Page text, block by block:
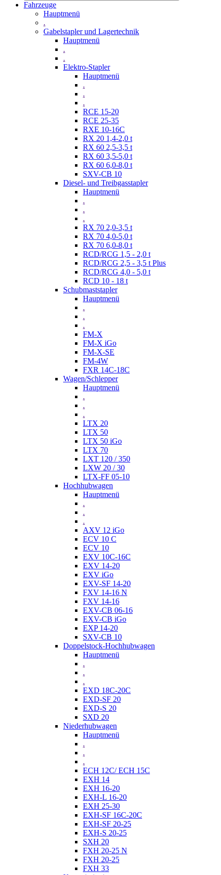
Fahrzeuge
Hauptmenü
.
Gabelstapler und Lagertechnik
Hauptmenü
.
.
Elektro-Stapler
Hauptmenü
.
.
.
RCE 15-20
RCE 25-35
RXE 10-16C
RX 20 1,4-2,0 t
RX 60 2,5-3,5 t
RX 60 3,5-5,0 t
RX 60 6,0-8,0 t
SXV-CB 10
Diesel- und Treibgasstapler
Hauptmenü
.
.
.
RX 70 2,0-3,5 t
RX 70 4,0-5,0 t
RX 70 6,0-8,0 t
RCD/RCG 1,5 - 2,0 t
RCD/RCG 2,5 - 3,5 t Plus
RCD/RCG 4,0 - 5,0 t
RCD 10 - 18 t
Schubmaststapler
Hauptmenü
.
.
.
FM-X
FM-X iGo
FM-X-SE
FM-4W
FXR 14C-18C
Wagen/Schlepper
Hauptmenü
.
.
.
LTX 20
LTX 50
LTX 50 iGo
LTX 70
LXT 120 / 350
LXW 20 / 30
LTX-FF 05-10
Hochhubwagen
Hauptmenü
.
.
.
AXV 12 iGo
ECV 10 C
ECV 10
EXV 10C-16C
EXV 14-20
EXV iGo
EXV-SF 14-20
FXV 14-16 N
FXV 14-16
EXV-CB 06-16
EXV-CB iGo
EXP 14-20
SXV-CB 10
Doppelstock-Hochhubwagen
Hauptmenü
.
.
.
EXD 18C-20C
EXD-SF 20
EXD-S 20
SXD 20
Niederhubwagen
Hauptmenü
.
.
.
ECH 12C/ ECH 15C
EXH 14
EXH 16-20
EXH-L 16-20
EXH 25-30
EXH-SF 16C-20C
EXH-SF 20-25
EXH-S 20-25
SXH 20
FXH 20-25 N
FXH 20-25
FXH 33